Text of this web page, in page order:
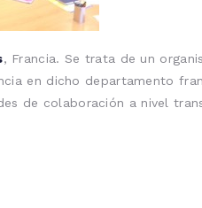
, Francia. Se trata de un
en dicho departamento
de colaboración a nivel